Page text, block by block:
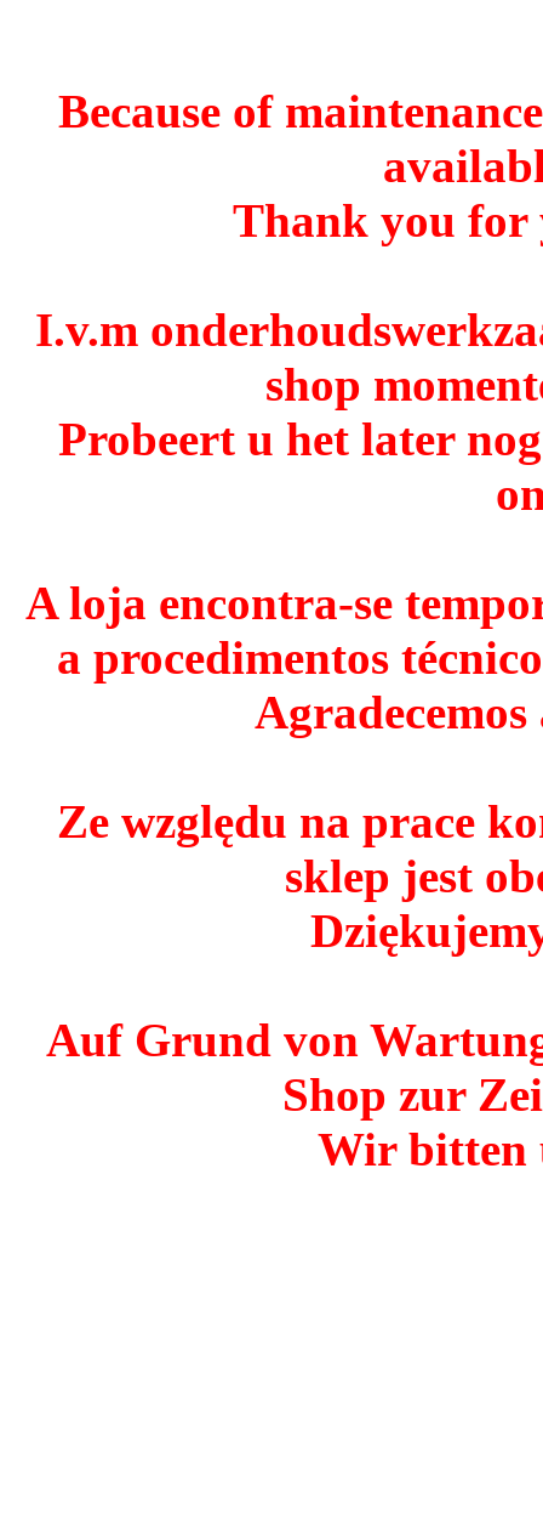
Because of
Thank you for
I.v.m
shop
Probeert u het later
A loja encontra-se
a procedimentos
Agradecemos
Ze względu na prace
sklep jest
Auf Grund von
Shop zur
Wir bitten